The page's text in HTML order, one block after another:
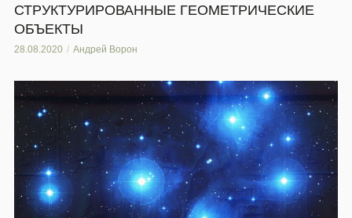
СТРУКТУРИРОВАННЫЕ ГЕОМЕТРИЧЕСКИЕ
ОБЪЕКТЫ
28.08.2020 Андрей Ворон